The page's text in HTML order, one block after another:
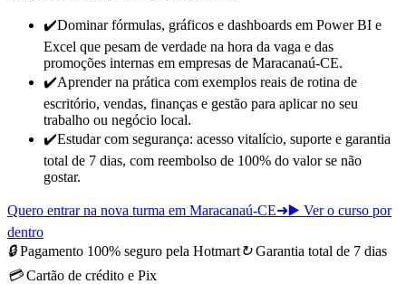
✔️Dominar fórmulas, gráficos e dashboards em Power BI e
Excel que pesam de verdade na hora da vaga e das
promoções internas em empresas de Maracanaú-CE.
✔️Aprender na prática com exemplos reais de rotina de
escritório, vendas, finanças e gestão para aplicar no seu
trabalho ou negócio local.
✔️Estudar com segurança: acesso vitalício, suporte e garantia
total de 7 dias, com reembolso de 100% do valor se não
gostar.
Quero entrar na nova turma em Maracanaú-CE➜▶️ Ver o curso por
dentro
🔒Pagamento 100% seguro pela Hotmart↻Garantia total de 7 dias
💳Cartão de crédito e Pix